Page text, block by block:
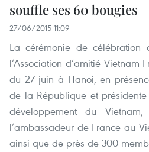
souffle ses 60 bougies
27/06/2015 11:09
La cérémonie de
l’Association d’amitié
du 27 juin à Hanoi, en
de la République et
développement du
l’ambassadeur de France au
ainsi que de près de 300